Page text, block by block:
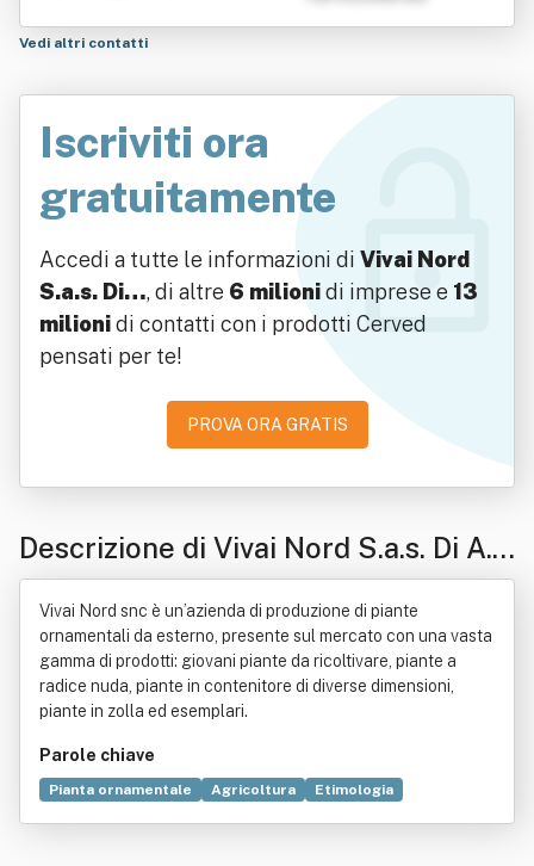
Vedi altri contatti
Iscriviti ora
gratuitamente
Accedi a tutte le informazioni di Vivai Nord
S.a.s. Di…, di altre 6 milionidi imprese e 13
milionidi contatti con i prodotti Cerved
pensati per te!
PROVA ORA GRATIS
Descrizione di Vivai Nord S.a.s. Di A.
Sartori E C. Società Agricola
Vivai Nord snc è un’azienda di produzione di piante
ornamentali da esterno, presente sul mercato con una vasta
gamma di prodotti: giovani piante da ricoltivare, piante a
radice nuda, piante in contenitore di diverse dimensioni,
piante in zolla ed esemplari.
Parole chiave
Pianta ornamentale Agricoltura
Etimologia